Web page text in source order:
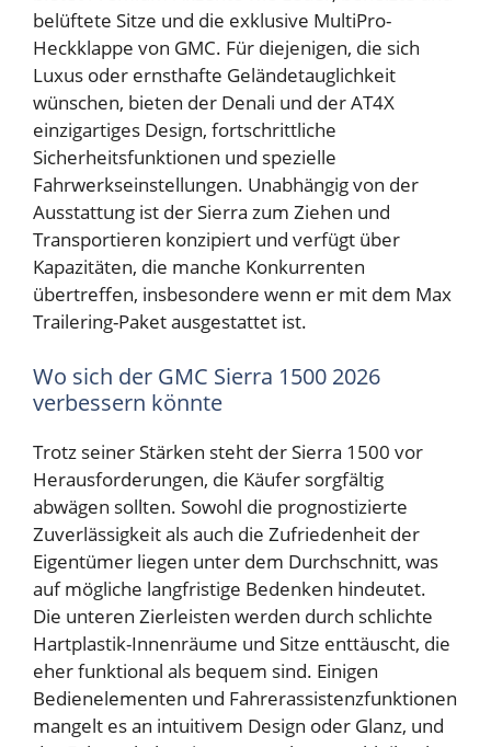
belüftete Sitze und die exklusive MultiPro-
Heckklappe von GMC. Für diejenigen, die sich
Luxus oder ernsthafte Geländetauglichkeit
wünschen, bieten der Denali und der AT4X
einzigartiges Design, fortschrittliche
Sicherheitsfunktionen und spezielle
Fahrwerkseinstellungen. Unabhängig von der
Ausstattung ist der Sierra zum Ziehen und
Transportieren konzipiert und verfügt über
Kapazitäten, die manche Konkurrenten
übertreffen, insbesondere wenn er mit dem Max
Trailering-Paket ausgestattet ist.
Wo sich der GMC Sierra 1500 2026
verbessern könnte
Trotz seiner Stärken steht der Sierra 1500 vor
Herausforderungen, die Käufer sorgfältig
abwägen sollten. Sowohl die prognostizierte
Zuverlässigkeit als auch die Zufriedenheit der
Eigentümer liegen unter dem Durchschnitt, was
auf mögliche langfristige Bedenken hindeutet.
Die unteren Zierleisten werden durch schlichte
Hartplastik-Innenräume und Sitze enttäuscht, die
eher funktional als bequem sind. Einigen
Bedienelementen und Fahrerassistenzfunktionen
mangelt es an intuitivem Design oder Glanz, und